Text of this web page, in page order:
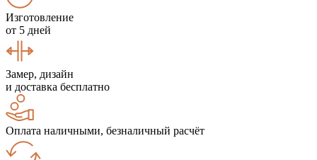
Изготовление
от 5 дней
Замер, дизайн
и доставка бесплатно
Оплата наличными, безналичный расчёт